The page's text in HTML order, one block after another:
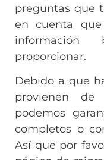
preguntas que
en cuenta
información
proporcionar.
Debido a que
provienen de
podemos
completos o
Así que por